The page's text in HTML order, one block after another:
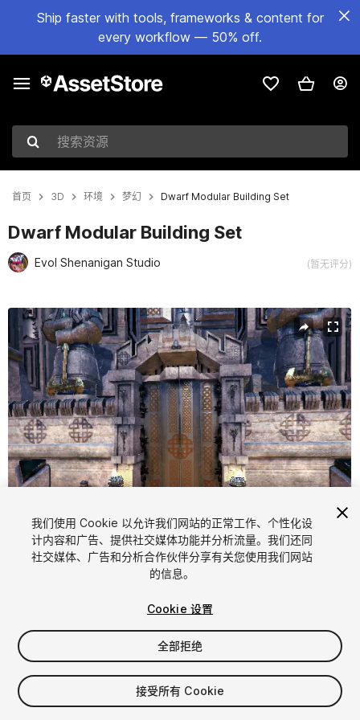
Ship faster with tools, frameworks & content for
every workflow — 50% off.
搜索资源
首页 3D 环境 梦幻 Dwarf Modular Building Set
Dwarf Modular Building Set
Evol Shenanigan Studio (暂无评分)
当前幻灯片：1 / 12
1 12
$60
我们使用 Cookie 以允许我们网站的正常工作、个性化设
计内容和广告、提供社交媒体功能并分析流量。我们还同
社交媒体、广告和分析合作伙伴分享有关您使用我们网站
的信息。
Cookie 设置
全部拒绝
接受所有 Cookie